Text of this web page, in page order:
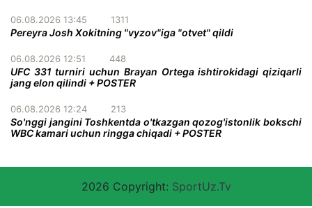
06.08.2026 13:45 1311
Pereyra Josh Xokitning "vyzov"iga "otvet" qildi
06.08.2026 12:51 448
UFC 331 turniri uchun Brayan Ortega ishtirokidagi qiziqarli
jang elon qilindi + POSTER
06.08.2026 12:24 213
So'nggi jangini Toshkentda o'tkazgan qozog'istonlik bokschi
WBC kamari uchun ringga chiqadi + POSTER
2026 Copyright: SportUz.Tv